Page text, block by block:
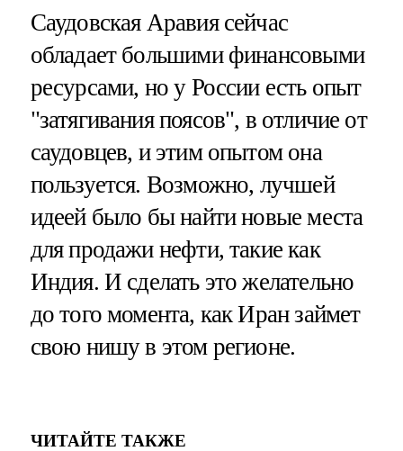
Саудовская Аравия сейчас
обладает большими финансовыми
ресурсами, но у России есть опыт
"затягивания поясов", в отличие от
саудовцев, и этим опытом она
пользуется. Возможно, лучшей
идеей было бы найти новые места
для продажи нефти, такие как
Индия. И сделать это желательно
до того момента, как Иран займет
свою нишу в этом регионе.
ЧИТАЙТЕ ТАКЖЕ